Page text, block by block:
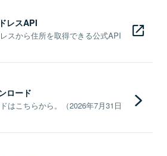
レスAPI
スから住所を取得できる公式API
ロード
はこちらから。（2026年7月31日